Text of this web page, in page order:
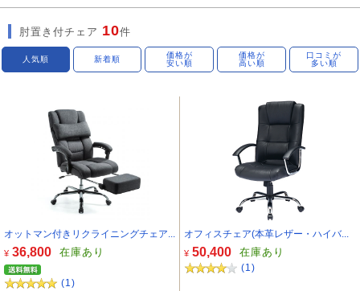
肘置き付チェア 10件
人気順 新着順
価格が
安い順
価格が
高い順
口コミが
多い順
オットマン付きリクライニングチェア...
¥ 36,800 在庫あり
(1)
オフィスチェア(本革レザー・ハイバ...
¥ 50,400 在庫あり
(1)